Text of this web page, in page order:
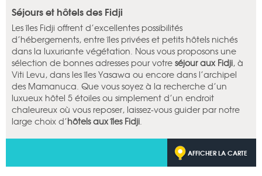
Séjours et hôtels des Fidji
Les îles Fidji offrent d’excellentes possibilités
d’hébergements, entre îles privées et petits hôtels nichés
dans la luxuriante végétation. Nous vous proposons une
sélection de bonnes adresses pour votre séjour aux Fidji, à
Viti Levu, dans les îles Yasawa ou encore dans l’archipel
des Mamanuca. Que vous soyez à la recherche d’un
luxueux hôtel 5 étoiles ou simplement d’un endroit
chaleureux où vous reposer, laissez-vous guider par notre
large choix d’hôtels aux îles Fidji.
AFFICHER LA CARTE